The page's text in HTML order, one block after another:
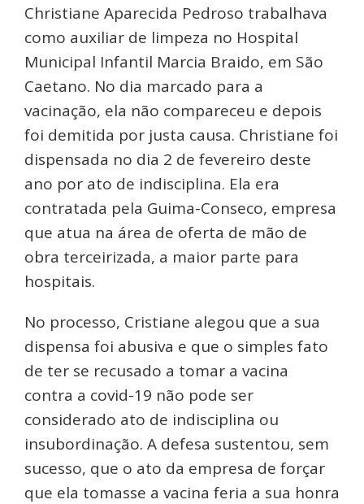
Christiane Aparecida Pedroso trabalhava
como auxiliar de limpeza no Hospital
Municipal Infantil Marcia Braido, em São
Caetano. No dia marcado para a
vacinação, ela não compareceu e depois
foi demitida por justa causa. Christiane foi
dispensada no dia 2 de fevereiro deste
ano por ato de indisciplina. Ela era
contratada pela Guima-Conseco, empresa
que atua na área de oferta de mão de
obra terceirizada, a maior parte para
hospitais.
No processo, Cristiane alegou que a sua
dispensa foi abusiva e que o simples fato
de ter se recusado a tomar a vacina
contra a covid-19 não pode ser
considerado ato de indisciplina ou
insubordinação. A defesa sustentou, sem
sucesso, que o ato da empresa de forçar
que ela tomasse a vacina feria a sua honra